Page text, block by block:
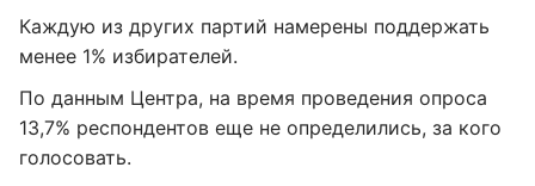
Каждую из других партий намерены поддержать
менее 1% избирателей.
По данным Центра, на время проведения опроса
13,7% респондентов еще не определились, за кого
голосовать.